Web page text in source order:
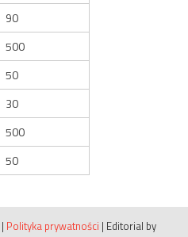
90
500
50
30
500
50
| Polityka prywatności | Editorial by